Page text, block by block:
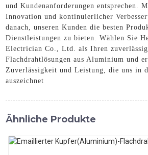
und Kundenanforderungen entsprechen.
Innovation und kontinuierlicher
danach, unseren Kunden die besten
Dienstleistungen zu bieten. Wählen Sie
Electrician Co., Ltd. als Ihren
Flachdrahtlösungen aus Aluminium und
Zuverlässigkeit und Leistung, die uns in
auszeichnet
Ähnliche Produkte